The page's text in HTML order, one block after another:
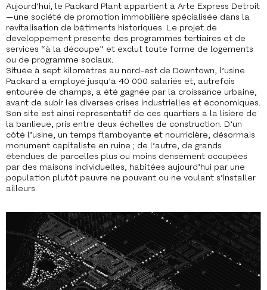
Aujourd’hui, le Packard Plant appartient à Arte Express Detroit
— une société de promotion immobilière spécialisée dans la
revitalisation de bâtiments historiques. Le projet de
développement présente des programmes tertiaires et de
services “à la découpe” et exclut toute forme de logements
ou de programme sociaux.
Située à sept kilomètres au nord-est de Downtown, l’usine
Packard a employé jusqu’à 40 000 salariés et, autrefois
entourée de champs, a été gagnée par la croissance urbaine,
avant de subir les diverses crises industrielles et économiques.
Son site est ainsi représentatif de ces quartiers à la lisière de
la banlieue, pris entre deux échelles de construction. D’un
côté l’usine, un temps flamboyante et nourricière, désormais
monument capitaliste en ruine ; de l’autre, de grands
étendues de parcelles plus ou moins densément occupées
par des maisons individuelles, habitées aujourd’hui par une
population plutôt pauvre ne pouvant ou ne voulant s’installer
ailleurs.